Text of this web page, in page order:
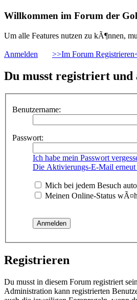
Willkommen im Forum der
Um alle Features nutzen zu kÃ¶nnen,
Anmelden >>Im Forum
Du musst registriert und
Benutzername:
Passwort:
Ich habe mein Passwort
Die Aktivierungs-E-Mail erneut
Mich bei jedem Besuch
Meinen Online-Status
Registrieren
Du musst in diesem Forum registriert
Administration kann registrierten